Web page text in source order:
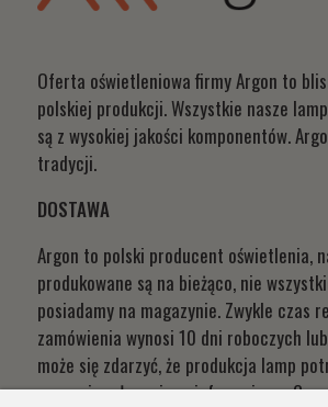
Oferta oświetleniowa firmy Argon to
polskiej produkcji. Wszystkie nasze
są z wysokiej jakości komponentów.
tradycji.
DOSTAWA
Argon to polski producent oświetlenia,
produkowane są na bieżąco, nie
posiadamy na magazynie. Zwykle czas
zamówienia wynosi 10 dni roboczych
może się zdarzyć, że produkcja lamp
czym niezwłocznie poinformujemy.